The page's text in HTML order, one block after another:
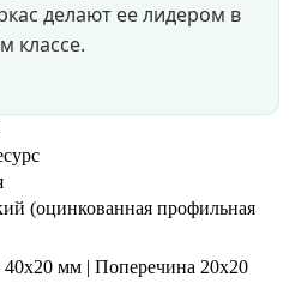
делают ее лидером в
классе.
(оцинкованная профильная
40х20 мм | Поперечина 20х20